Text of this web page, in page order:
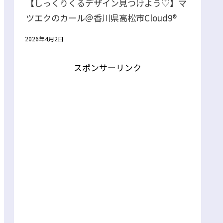
【しっくりくるデザイン見つけよう♡】マ
ツエクのカール＠香川県高松市Cloud9®
2026年4月2日
スポンサーリンク